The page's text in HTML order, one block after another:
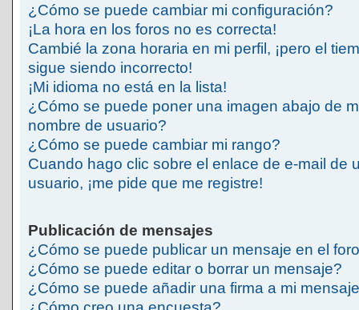
¿Cómo se puede cambiar mi configuración?
¡La hora en los foros no es correcta!
Cambié la zona horaria en mi perfil, ¡pero el
sigue siendo incorrecto!
¡Mi idioma no está en la lista!
¿Cómo se puede poner una imagen abajo de
nombre de usuario?
¿Cómo se puede cambiar mi rango?
Cuando hago clic sobre el enlace de e-mail de
usuario, ¡me pide que me registre!
Publicación de mensajes
¿Cómo se puede publicar un mensaje en el
¿Cómo se puede editar o borrar un mensaje?
¿Cómo se puede añadir una firma a mi